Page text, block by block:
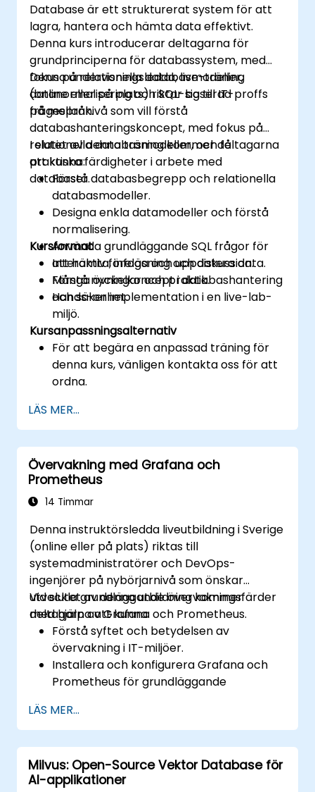
Database är ett strukturerat system för att
lagra, hantera och hämta data effektivt.
Denna kurs introducerar deltagarna för
grundprinciperna för databassystem, med
fokus på relationella databasmodeller,
datanormalisering och SQL-baserad
frågespråk.
Denna undervisningsledda, live-träning
(online eller på plats) riktar sig till IT-proffs
på mellannivå som vill förstå
databashanteringskoncept, med fokus på
relationella databasmodeller, och få
praktiska färdigheter i arbete med
databaser.
I slutet av denna träning kommer deltagarna
att kunna:
Förstå databasbegrepp och relationella
databasmodeller.
Designa enkla datamodeller och förstå
normalisering.
Använda grundläggande SQL frågor för
att hämta, infoga och uppdatera data.
Förstå nyckelkoncept i databashantering
och säkerhet.
Kursformat
Interaktiv föreläsning och diskussion.
Många övningar och praktik.
Hands-on implementation i en live-lab-
miljö.
Kursanpassningsalternativ
För att begära en anpassad träning för
denna kurs, vänligen kontakta oss för att
ordna.
LÄS MER...
Övervakning med Grafana och
Prometheus
14 Timmar
Denna instruktörsledda liveutbildning i Sverige
(online eller på plats) riktas till
systemadministratörer och DevOps-
ingenjörer på nybörjarnivå som önskar
utveckla grundläggande övervakningsfärder
med hjälp av Grafana och Prometheus.
Vid slutet av denna utbildning kommer
deltagarna att kunna:
Förstå syftet och betydelsen av
övervakning i IT-miljöer.
Installera och konfigurera Grafana och
Prometheus för grundläggande
Skapa enkla instrumentpaneler och
aviseringar för att visualisera systemets
prestanda.
Tillämpa bästa praxis för övervakning av
systemets tillgänglighet och prestanda.
LÄS MER...
Milvus: Open-Source Vektor Database för
AI-applikationer